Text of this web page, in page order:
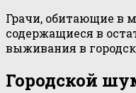
Грачи, обитающие в
содержащиеся в
выживания в
Городской